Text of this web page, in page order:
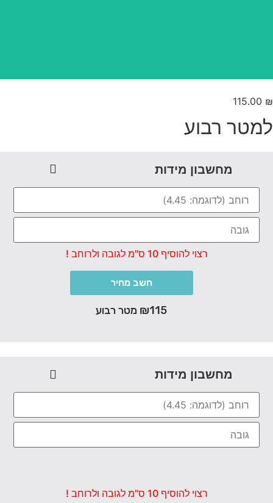
115.00
רבוע
מחשבון מידות
רצוי להוסיף 10 ס"מ לגובה ולרוחב !
חשב מחיר
₪115 מטר רבוע
מחשבון מידות
רצוי להוסיף 10 ס"מ לגובה ולרוחב !